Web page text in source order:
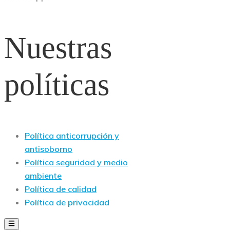
Nuestras
políticas
Política anticorrupción y
antisoborno
Política seguridad y medio
ambiente
Política de calidad
Política de privacidad